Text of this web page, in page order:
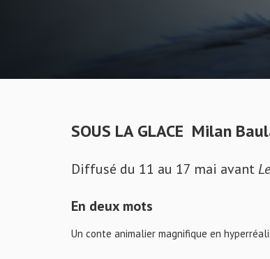
SOUS LA GLACE Milan
Diffusé du 11 au 17 mai avant
En deux mots
Un conte animalier magnifique en